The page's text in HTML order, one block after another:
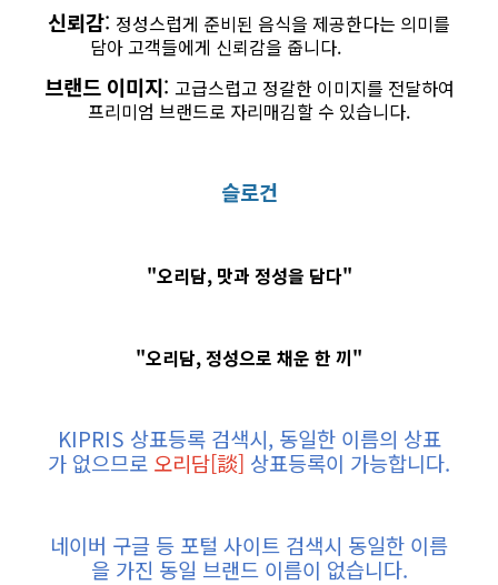
신뢰감: 정성스럽게 준비된 음식을 제공한다는 의미를
담아 고객들에게 신뢰감을 줍니다.
브랜드 이미지: 고급스럽고 정갈한 이미지를 전달하여
프리미엄 브랜드로 자리매김할 수 있습니다.
슬로건
"오리담, 맛과 정성을 담다"
"오리담, 정성으로 채운 한 끼"
KIPRIS 상표등록 검색시, 동일한 이름의 상표
가 없으므로 오리담[談] 상표등록이 가능합니다.
네이버 구글 등 포털 사이트 검색시 동일한 이름
을 가진 동일 브랜드 이름이 없습니다.